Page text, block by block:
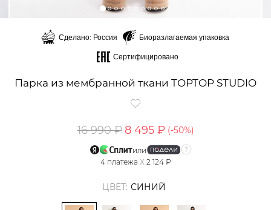
Сделано: Россия
Биоразлагаемая упаковка
Сертифицировано
Парка из мембранной ткани TOPTOP STUDIO
16 990 ₽ 8 495 ₽ (-50%)
или
4 платежа X 2 124 ₽
ЦВЕТ: СИНИЙ